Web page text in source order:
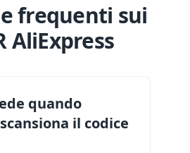
frequenti sui
AliExpress
quando
il codice